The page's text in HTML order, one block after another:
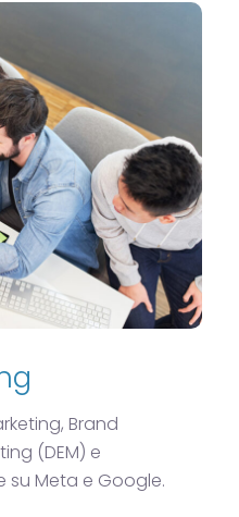
Brand
(DEM) e
Meta e Google.